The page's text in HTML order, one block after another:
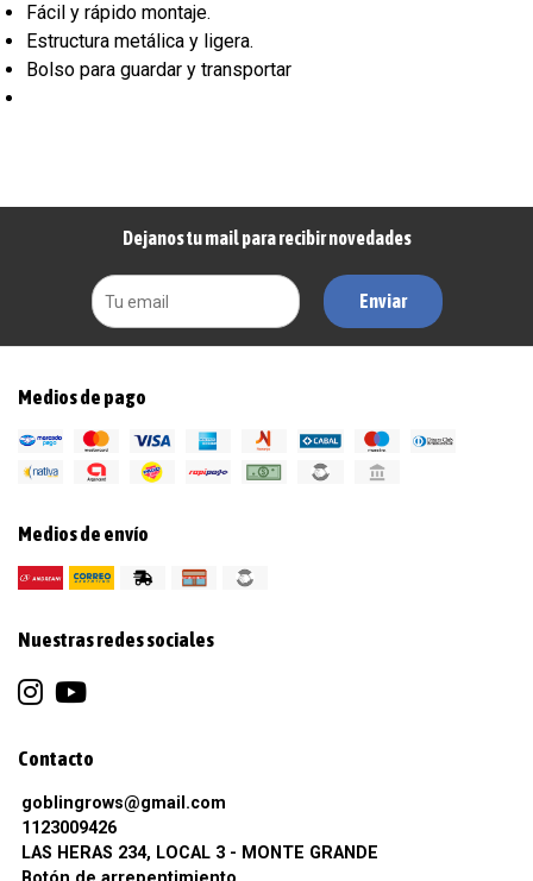
Fácil y rápido montaje.
Estructura metálica y ligera.
Bolso para guardar y transportar
Dejanos tu mail para recibir novedades
Enviar
Medios de pago
Medios de envío
Nuestras redes sociales
Contacto
goblingrows@gmail.com
1123009426
LAS HERAS 234, LOCAL 3 - MONTE GRANDE